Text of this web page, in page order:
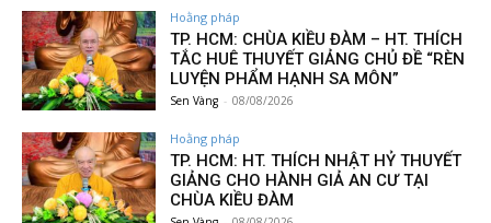
Hoằng pháp
TP. HCM: CHÙA KIỀU ĐÀM – HT. THÍCH
TẮC HUÊ THUYẾT GIẢNG CHỦ ĐỀ “RÈN
LUYỆN PHẨM HẠNH SA MÔN”
Sen Vàng - 08/08/2026
Hoằng pháp
TP. HCM: HT. THÍCH NHẬT HỶ THUYẾT
GIẢNG CHO HÀNH GIẢ AN CƯ TẠI
CHÙA KIỀU ĐÀM